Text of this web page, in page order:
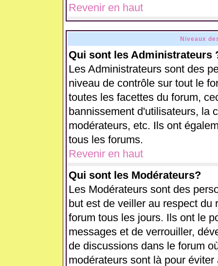
Revenir en haut
Niveaux
Qui sont les Administrateurs
Les Administrateurs sont des
niveau de contrôle sur tout le
toutes les facettes du forum,
bannissement d'utilisateurs, la
modérateurs, etc. Ils ont
tous les forums.
Revenir en haut
Qui sont les Modérateurs?
Les Modérateurs sont des
but est de veiller au respect du
forum tous les jours. Ils ont le
messages et de verrouiller,
de discussions dans le forum
modérateurs sont là pour